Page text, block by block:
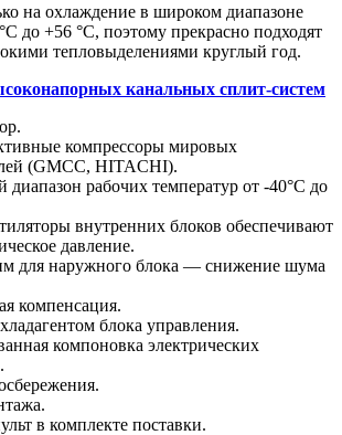
на охлаждение в широком диапазоне
до +56 °C, поэтому прекрасно подходят
тепловыделениями круглый год.
канальных сплит-систем
компрессоры мировых
(GMCC, HITACHI).
рабочих температур от -40°C до
внутренних блоков обеспечивают
давление.
для наружного блока — снижение шума
компенсация.
блока управления.
компоновка электрических
в комплекте поставки.